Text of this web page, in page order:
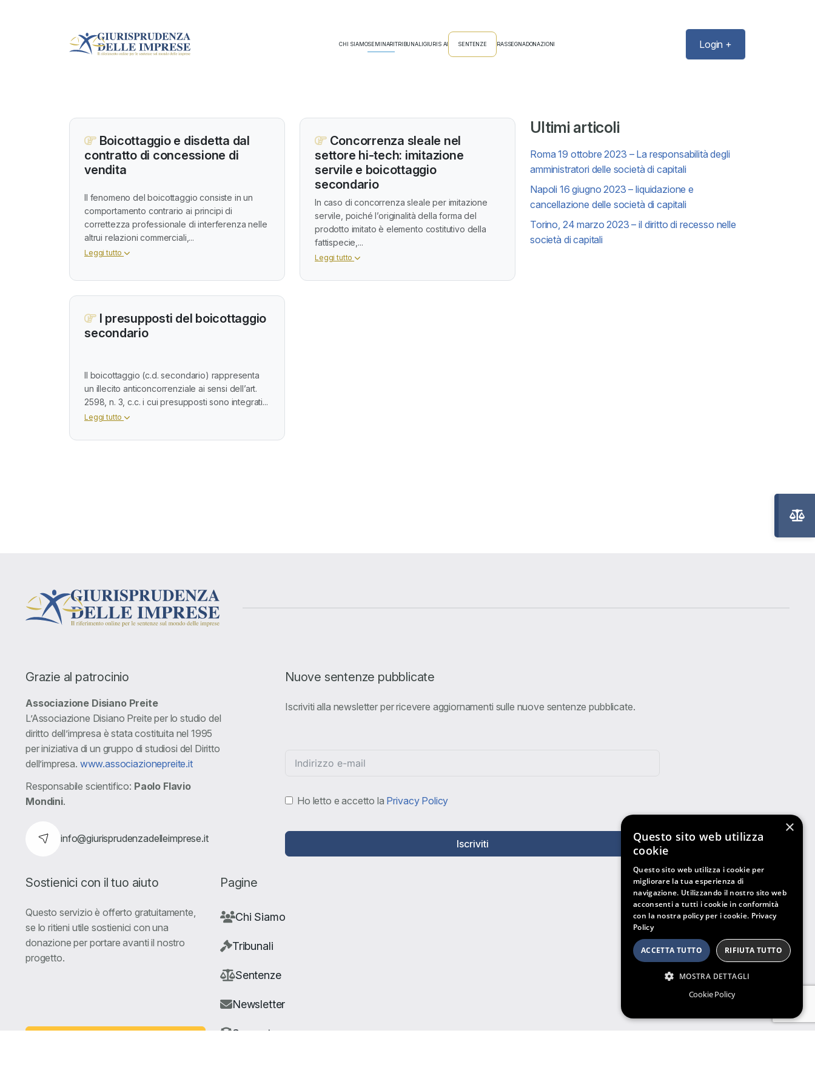
CHI SIAMOSEMINARITRIBUNALIGIURIS AI SENTENZE RASSEGNADONAZIONI Login +
Ultimi articoli
Roma 19 ottobre 2023 – La responsabilità degli
amministratori delle società di capitali
Napoli 16 giugno 2023 – liquidazione e
cancellazione delle società di capitali
Torino, 24 marzo 2023 – il diritto di recesso nelle
società di capitali
Boicottaggio e disdetta dal
contratto di concessione di
vendita
Il fenomeno del boicottaggio consiste in un
comportamento contrario ai principi di
correttezza professionale di interferenza nelle
altrui relazioni commerciali,...
Leggi tutto
Concorrenza sleale nel
settore hi-tech: imitazione
servile e boicottaggio
secondario
In caso di concorrenza sleale per imitazione
servile, poiché l’originalità della forma del
prodotto imitato è elemento costitutivo della
fattispecie,...
Leggi tutto
I presupposti del boicottaggio
secondario
Il boicottaggio (c.d. secondario) rappresenta
un illecito anticoncorrenziale ai sensi dell’art.
2598, n. 3, c.c. i cui presupposti sono integrati...
Leggi tutto
Grazie al patrocinio
Associazione Disiano Preite
L’Associazione Disiano Preite per lo studio del
diritto dell’impresa è stata costituita nel 1995
per iniziativa di un gruppo di studiosi del Diritto
dell’impresa. www.associazionepreite.it
Responsabile scientifico: Paolo Flavio
Mondini.
info@giurisprudenzadelleimprese.it
Nuove sentenze pubblicate
Iscriviti alla newsletter per ricevere aggiornamenti sulle nuove sentenze pubblicate.
Ho letto e accetto la Privacy Policy
Iscriviti
Sostienici con il tuo aiuto
Questo servizio è offerto gratuitamente,
se lo ritieni utile sostienici con una
donazione per portare avanti il nostro
progetto.
Pagine
Chi Siamo
Tribunali
Sentenze
Newsletter
Supporto
×
Questo sito web utilizza
cookie
Questo sito web utilizza i cookie per
migliorare la tua esperienza di
navigazione. Utilizzando il nostro sito web
acconsenti a tutti i cookie in conformità
con la nostra policy per i cookie. Privacy
Policy
ACCETTA TUTTO RIFIUTA TUTTO
MOSTRA DETTAGLI
Cookie Policy